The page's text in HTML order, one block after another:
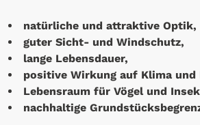
natürliche und attraktive Optik,
guter Sicht- und Windschutz,
lange Lebensdauer,
positive Wirkung auf Klima
Lebensraum für Vögel und
nachhaltige